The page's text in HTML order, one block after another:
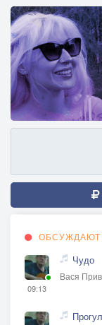
ОБСУЖДАЮТ
09:13
Чудо
Вася